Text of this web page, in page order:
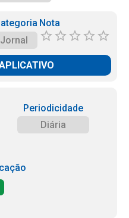
Jornal
Nota
Periodicidade
Diária